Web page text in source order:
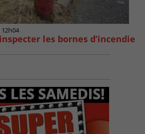
12h04
les bornes d’incendie